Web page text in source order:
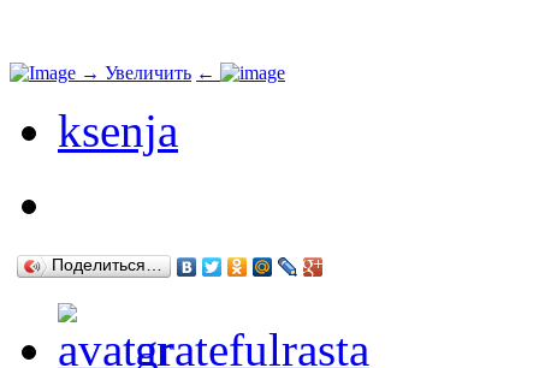
→ Увеличить ←
ksenja
Поделиться…
gratefulrasta